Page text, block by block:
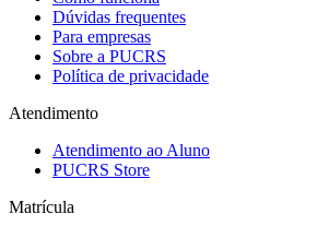
Dúvidas frequentes
Para empresas
Sobre a PUCRS
Política de privacidade
Atendimento
Atendimento ao Aluno
PUCRS Store
Matrícula